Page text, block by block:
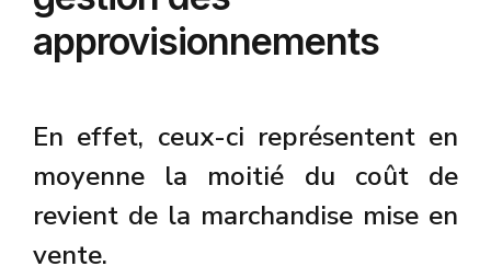
approvisionnements
En effet, ceux-ci représentent en
moyenne la moitié du coût de
revient de la marchandise mise en
vente.